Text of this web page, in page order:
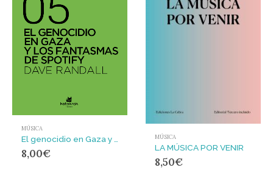
MÚSICA
8,00€
MÚSICA
LA MÚSICA POR VENIR
8,50€